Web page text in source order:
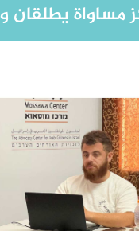
مساواة